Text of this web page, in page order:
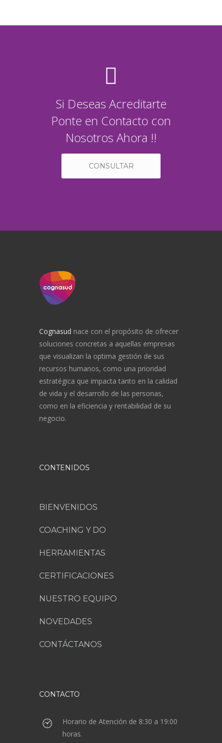
Si Deseas Acreditarte
Ponte en Contacto con
Nosotros Ahora !!
CONSULTAR
Cognasud nace con el propósito de ofrecer
soluciones concretas a aquellas empresas
que visualizan la optima gestión de sus
recursos humanos, como una prioridad
estratégica que impacta tanto en la calidad
de vida y el desarrollo de las personas,
como en la eficiencia y rentabilidad de su
negocio.
CONTENIDOS
BIENVENIDOS
COACHING Y DO
HERRAMIENTAS
CERTIFICACIONES
NUESTRO EQUIPO
NOVEDADES
CONTÁCTANOS
CONTACTO
Horario de Atención de 8:30 a 19:00
horas.